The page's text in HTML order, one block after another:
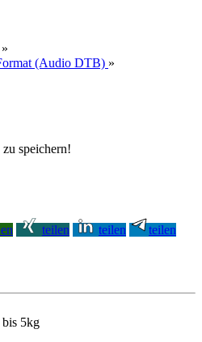
»
(Audio DTB) »
speichern!
teilen teilen
teilen
bis 5kg